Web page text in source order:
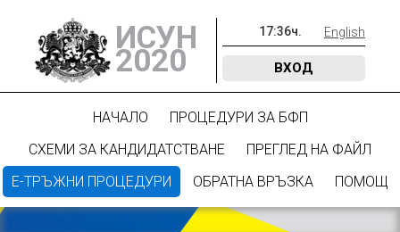
ИСУН
2020
17:36ч. English
ВХОД
НАЧАЛО
ПРОЦЕДУРИ ЗА БФП
СХЕМИ ЗА КАНДИДАТСТВАНЕ
ПРЕГЛЕД НА ФАЙЛ
Е-ТРЪЖНИ ПРОЦЕДУРИ
ОБРАТНА ВРЪЗКА ПОМОЩ